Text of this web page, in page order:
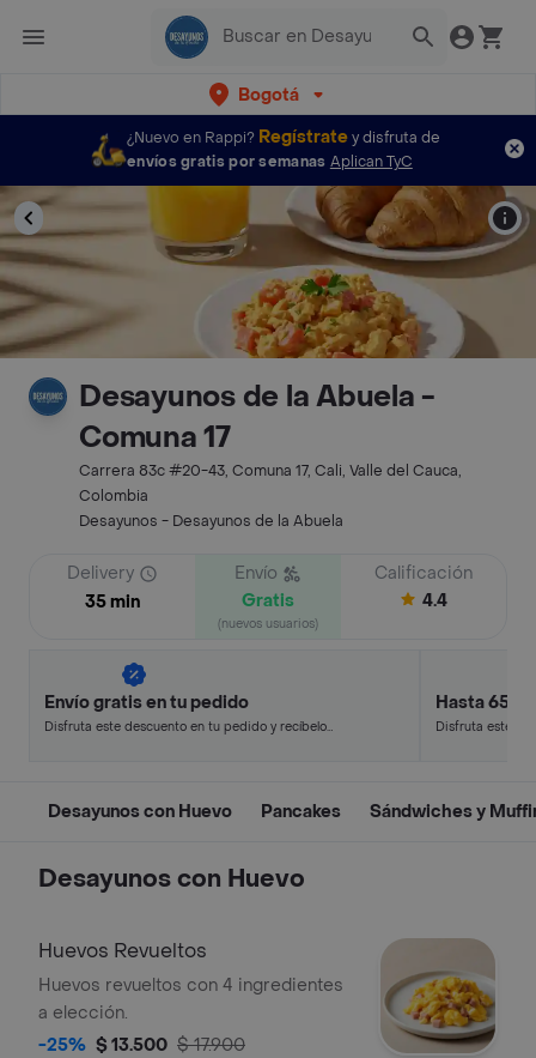
Bogotá
¿Nuevo en Rappi? Regístratey disfruta de
envíos gratis por semanas Aplican TyC
Desayunos de la Abuela -
Comuna 17
Carrera 83c #20-43, Comuna 17, Cali, Valle del Cauca,
Colombia
Desayunos - Desayunos de la Abuela
Delivery
35 min
Envío
Gratis
(nuevos usuarios)
Calificación
4.4
Envío gratis en tu pedido
Disfruta este descuento en tu pedido y recíbelo
Hasta 65%
Disfruta este
Desayunos con Huevo Pancakes Sándwiches y
Desayunos con Huevo
Huevos Revueltos
Huevos revueltos con 4 ingredientes
a elección.
-25% $ 13.500 $ 17.900